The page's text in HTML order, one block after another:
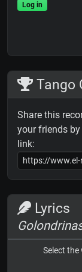
Log in
Tango
Share this
your friends
link:
Lyrics
Select